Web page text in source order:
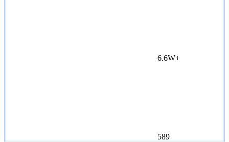
6.6W+
589